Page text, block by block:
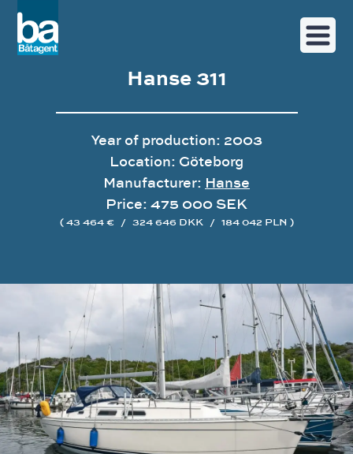
Hanse 311
Year of production: 2003
Location: Göteborg
Manufacturer: Hanse
Price: 475 000 SEK
( 43 464 € / 324 646 DKK / 184 042 PLN )